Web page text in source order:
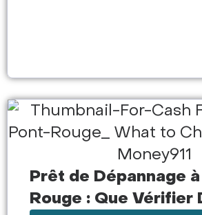
Prêt de Dépannage
Rouge : Que Vérifier